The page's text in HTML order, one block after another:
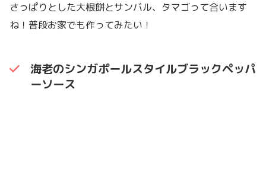
さっぱりとした大根餅とサンバル、タマゴって合います
ね！普段お家でも作ってみたい！
海老のシンガポールスタイルブラックペッパ
ーソース